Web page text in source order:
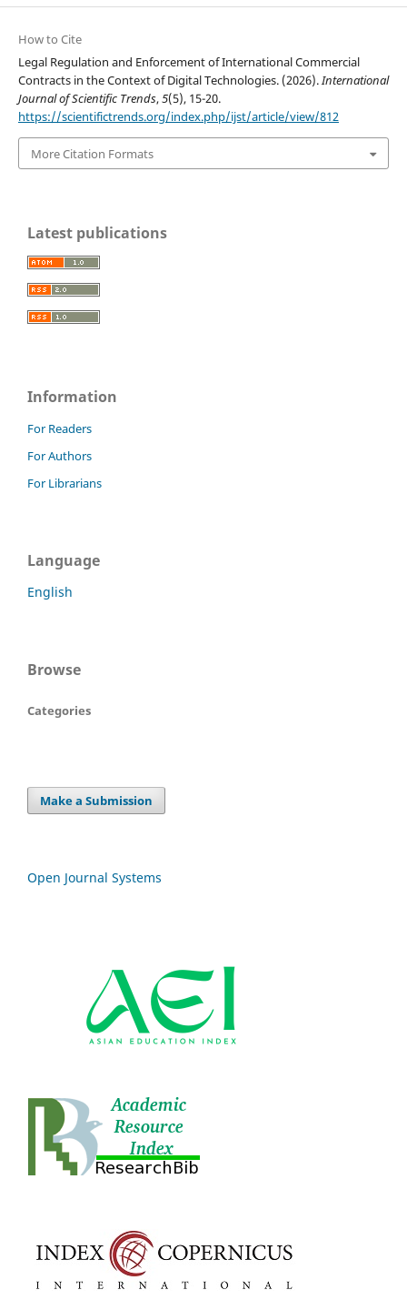
How to Cite
Legal Regulation and Enforcement of International Commercial
Contracts in the Context of Digital Technologies. (2026).International
Journal of Scientific Trends,5(5), 15-20.
https://scientifictrends.org/index.php/ijst/article/view/812
More Citation Formats
Latest publications
Information
For Readers
For Authors
For Librarians
Language
English
Browse
Categories
Make a Submission
Open Journal Systems